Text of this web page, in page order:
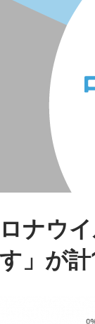
ナウ
」が